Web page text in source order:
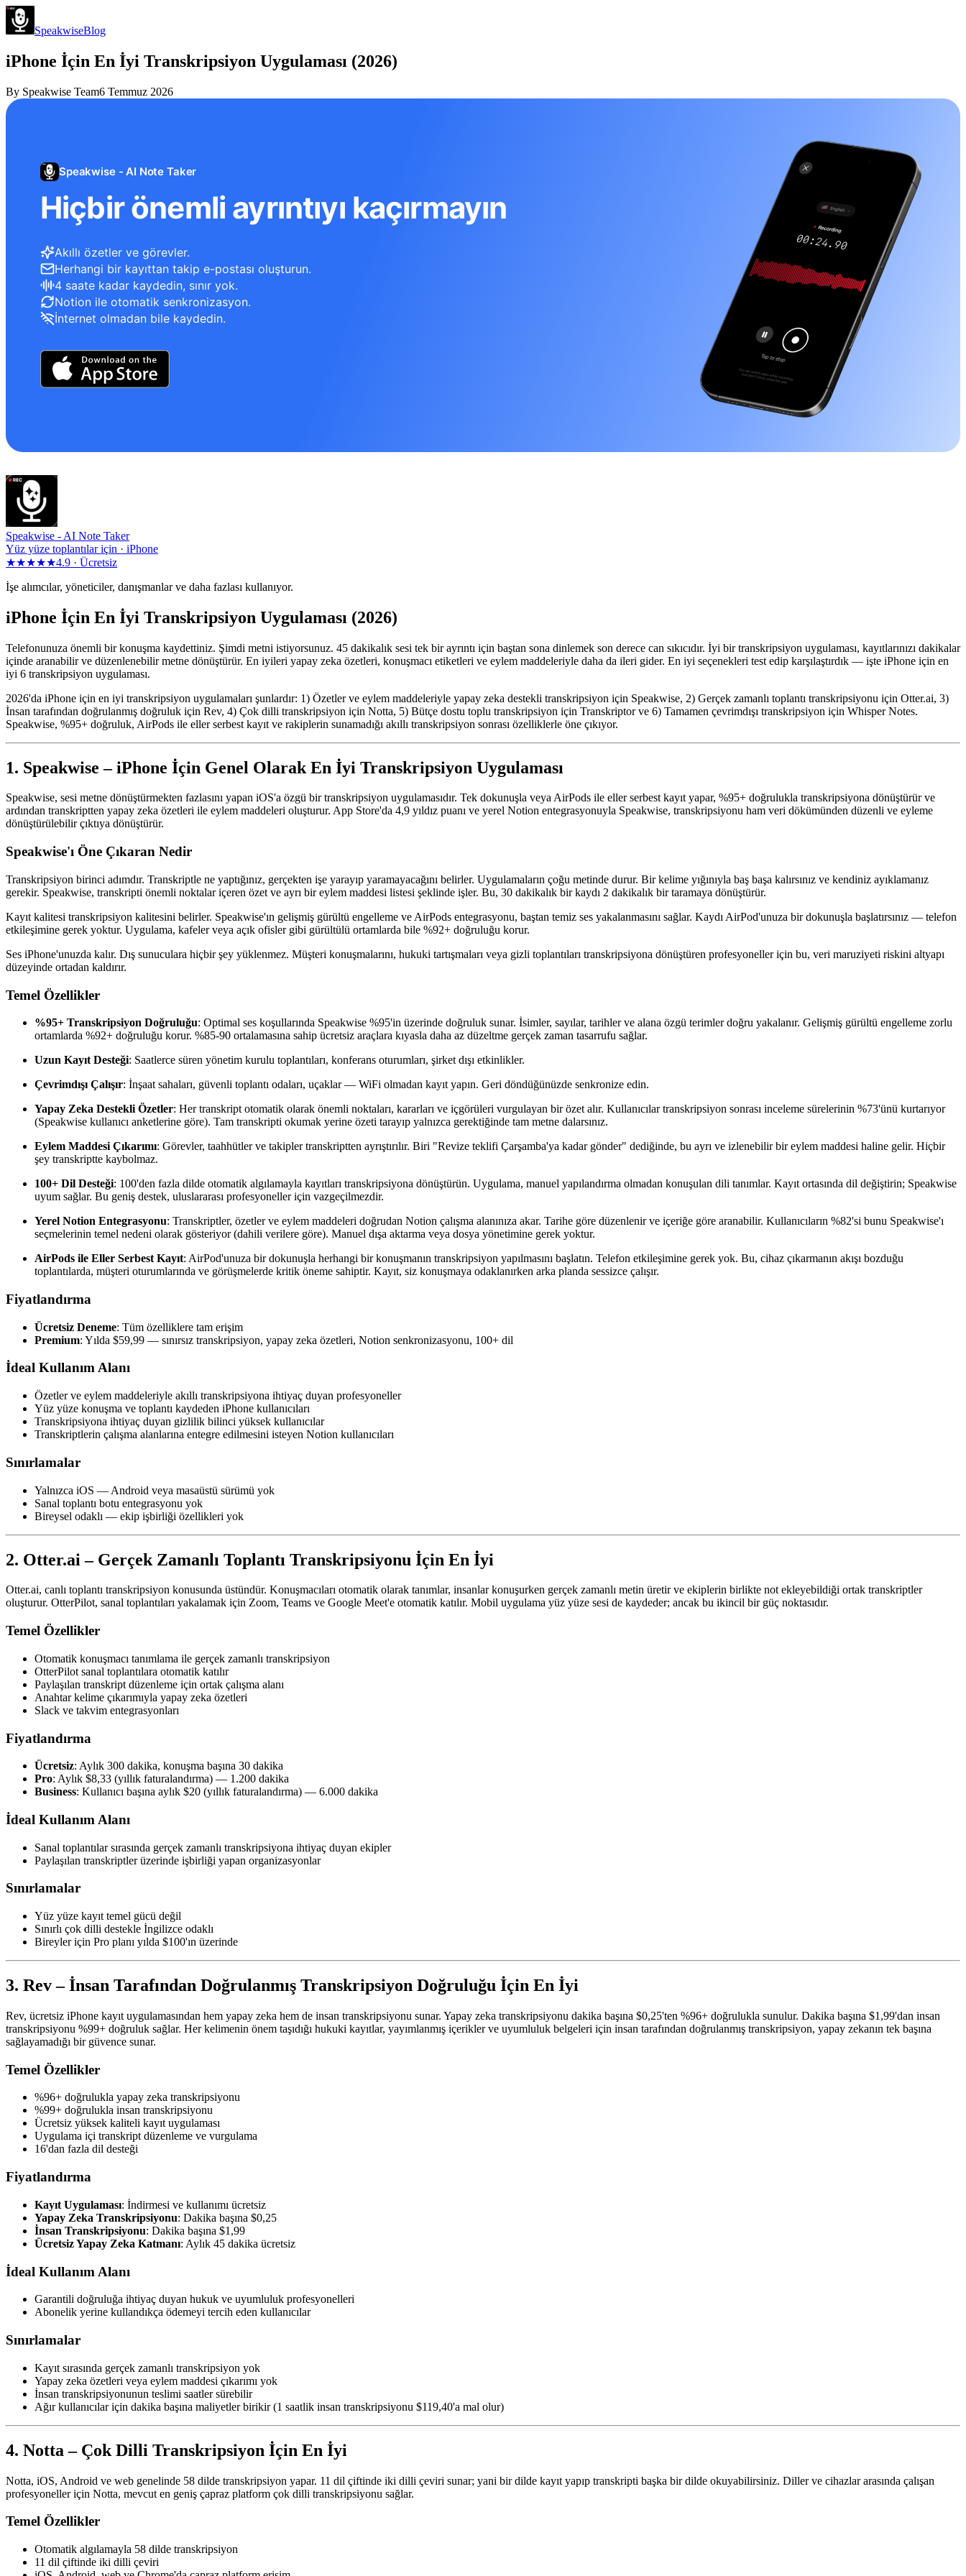
SpeakwiseBlog
iPhone İçin En İyi Transkripsiyon Uygulaması (2026)
By Speakwise Team6 Temmuz 2026
Speakwise - AI Note Taker
Hiçbir önemli ayrıntıyı kaçırmayın
Akıllı özetler ve görevler.
Herhangi bir kayıttan takip e-postası oluşturun.
4 saate kadar kaydedin, sınır yok.
Notion ile otomatik senkronizasyon.
İnternet olmadan bile kaydedin.
Speakwise - AI Note Taker
Yüz yüze toplantılar için · iPhone
★★★★★4.9 · Ücretsiz
İşe alımcılar, yöneticiler, danışmanlar ve daha fazlası kullanıyor.
iPhone İçin En İyi Transkripsiyon Uygulaması (2026)
Telefonunuza önemli bir konuşma kaydettiniz. Şimdi metni istiyorsunuz. 45 dakikalık sesi tek bir ayrıntı için baştan sona dinlemek son derece can sıkıcıdır. İyi bir transkripsiyon uygulaması, kayıtlarınızı dakikalar
içinde aranabilir ve düzenlenebilir metne dönüştürür. En iyileri yapay zeka özetleri, konuşmacı etiketleri ve eylem maddeleriyle daha da ileri gider. En iyi seçenekleri test edip karşılaştırdık — işte iPhone için en
iyi 6 transkripsiyon uygulaması.
2026'da iPhone için en iyi transkripsiyon uygulamaları şunlardır: 1) Özetler ve eylem maddeleriyle yapay zeka destekli transkripsiyon için Speakwise, 2) Gerçek zamanlı toplantı transkripsiyonu için Otter.ai, 3)
İnsan tarafından doğrulanmış doğruluk için Rev, 4) Çok dilli transkripsiyon için Notta, 5) Bütçe dostu toplu transkripsiyon için Transkriptor ve 6) Tamamen çevrimdışı transkripsiyon için Whisper Notes.
Speakwise, %95+ doğruluk, AirPods ile eller serbest kayıt ve rakiplerin sunamadığı akıllı transkripsiyon sonrası özelliklerle öne çıkıyor.
1. Speakwise – iPhone İçin Genel Olarak En İyi Transkripsiyon Uygulaması
Speakwise, sesi metne dönüştürmekten fazlasını yapan iOS'a özgü bir transkripsiyon uygulamasıdır. Tek dokunuşla veya AirPods ile eller serbest kayıt yapar, %95+ doğrulukla transkripsiyona dönüştürür ve
ardından transkriptten yapay zeka özetleri ile eylem maddeleri oluşturur. App Store'da 4,9 yıldız puanı ve yerel Notion entegrasyonuyla Speakwise, transkripsiyonu ham veri dökümünden düzenli ve eyleme
dönüştürülebilir çıktıya dönüştürür.
Speakwise'ı Öne Çıkaran Nedir
Transkripsiyon birinci adımdır. Transkriptle ne yaptığınız, gerçekten işe yarayıp yaramayacağını belirler. Uygulamaların çoğu metinde durur. Bir kelime yığınıyla baş başa kalırsınız ve kendiniz ayıklamanız
gerekir. Speakwise, transkripti önemli noktalar içeren özet ve ayrı bir eylem maddesi listesi şeklinde işler. Bu, 30 dakikalık bir kaydı 2 dakikalık bir taramaya dönüştürür.
Kayıt kalitesi transkripsiyon kalitesini belirler. Speakwise'ın gelişmiş gürültü engelleme ve AirPods entegrasyonu, baştan temiz ses yakalanmasını sağlar. Kaydı AirPod'unuza bir dokunuşla başlatırsınız — telefon
etkileşimine gerek yoktur. Uygulama, kafeler veya açık ofisler gibi gürültülü ortamlarda bile %92+ doğruluğu korur.
Ses iPhone'unuzda kalır. Dış sunuculara hiçbir şey yüklenmez. Müşteri konuşmalarını, hukuki tartışmaları veya gizli toplantıları transkripsiyona dönüştüren profesyoneller için bu, veri maruziyeti riskini altyapı
düzeyinde ortadan kaldırır.
Temel Özellikler
%95+ Transkripsiyon Doğruluğu: Optimal ses koşullarında Speakwise %95'in üzerinde doğruluk sunar. İsimler, sayılar, tarihler ve alana özgü terimler doğru yakalanır. Gelişmiş gürültü engelleme zorlu
ortamlarda %92+ doğruluğu korur. %85-90 ortalamasına sahip ücretsiz araçlara kıyasla daha az düzeltme gerçek zaman tasarrufu sağlar.
Uzun Kayıt Desteği: Saatlerce süren yönetim kurulu toplantıları, konferans oturumları, şirket dışı etkinlikler.
Çevrimdışı Çalışır: İnşaat sahaları, güvenli toplantı odaları, uçaklar — WiFi olmadan kayıt yapın. Geri döndüğünüzde senkronize edin.
Yapay Zeka Destekli Özetler: Her transkript otomatik olarak önemli noktaları, kararları ve içgörüleri vurgulayan bir özet alır. Kullanıcılar transkripsiyon sonrası inceleme sürelerinin %73'ünü kurtarıyor
(Speakwise kullanıcı anketlerine göre). Tam transkripti okumak yerine özeti tarayıp yalnızca gerektiğinde tam metne dalarsınız.
Eylem Maddesi Çıkarımı: Görevler, taahhütler ve takipler transkriptten ayrıştırılır. Biri "Revize teklifi Çarşamba'ya kadar gönder" dediğinde, bu ayrı ve izlenebilir bir eylem maddesi haline gelir. Hiçbir
şey transkriptte kaybolmaz.
100+ Dil Desteği: 100'den fazla dilde otomatik algılamayla kayıtları transkripsiyona dönüştürün. Uygulama, manuel yapılandırma olmadan konuşulan dili tanımlar. Kayıt ortasında dil değiştirin; Speakwise
uyum sağlar. Bu geniş destek, uluslararası profesyoneller için vazgeçilmezdir.
Yerel Notion Entegrasyonu: Transkriptler, özetler ve eylem maddeleri doğrudan Notion çalışma alanınıza akar. Tarihe göre düzenlenir ve içeriğe göre aranabilir. Kullanıcıların %82'si bunu Speakwise'ı
seçmelerinin temel nedeni olarak gösteriyor (dahili verilere göre). Manuel dışa aktarma veya dosya yönetimine gerek yoktur.
AirPods ile Eller Serbest Kayıt: AirPod'unuza bir dokunuşla herhangi bir konuşmanın transkripsiyon yapılmasını başlatın. Telefon etkileşimine gerek yok. Bu, cihaz çıkarmanın akışı bozduğu
toplantılarda, müşteri oturumlarında ve görüşmelerde kritik öneme sahiptir. Kayıt, siz konuşmaya odaklanırken arka planda sessizce çalışır.
Fiyatlandırma
Ücretsiz Deneme: Tüm özelliklere tam erişim
Premium: Yılda $59,99 — sınırsız transkripsiyon, yapay zeka özetleri, Notion senkronizasyonu, 100+ dil
İdeal Kullanım Alanı
Özetler ve eylem maddeleriyle akıllı transkripsiyona ihtiyaç duyan profesyoneller
Yüz yüze konuşma ve toplantı kaydeden iPhone kullanıcıları
Transkripsiyona ihtiyaç duyan gizlilik bilinci yüksek kullanıcılar
Transkriptlerin çalışma alanlarına entegre edilmesini isteyen Notion kullanıcıları
Sınırlamalar
Yalnızca iOS — Android veya masaüstü sürümü yok
Sanal toplantı botu entegrasyonu yok
Bireysel odaklı — ekip işbirliği özellikleri yok
2. Otter.ai – Gerçek Zamanlı Toplantı Transkripsiyonu İçin En İyi
Otter.ai, canlı toplantı transkripsiyon konusunda üstündür. Konuşmacıları otomatik olarak tanımlar, insanlar konuşurken gerçek zamanlı metin üretir ve ekiplerin birlikte not ekleyebildiği ortak transkriptler
oluşturur. OtterPilot, sanal toplantıları yakalamak için Zoom, Teams ve Google Meet'e otomatik katılır. Mobil uygulama yüz yüze sesi de kaydeder; ancak bu ikincil bir güç noktasıdır.
Temel Özellikler
Otomatik konuşmacı tanımlama ile gerçek zamanlı transkripsiyon
OtterPilot sanal toplantılara otomatik katılır
Paylaşılan transkript düzenleme için ortak çalışma alanı
Anahtar kelime çıkarımıyla yapay zeka özetleri
Slack ve takvim entegrasyonları
Fiyatlandırma
Ücretsiz: Aylık 300 dakika, konuşma başına 30 dakika
Pro: Aylık $8,33 (yıllık faturalandırma) — 1.200 dakika
Business: Kullanıcı başına aylık $20 (yıllık faturalandırma) — 6.000 dakika
İdeal Kullanım Alanı
Sanal toplantılar sırasında gerçek zamanlı transkripsiyona ihtiyaç duyan ekipler
Paylaşılan transkriptler üzerinde işbirliği yapan organizasyonlar
Sınırlamalar
Yüz yüze kayıt temel gücü değil
Sınırlı çok dilli destekle İngilizce odaklı
Bireyler için Pro planı yılda $100'ın üzerinde
3. Rev – İnsan Tarafından Doğrulanmış Transkripsiyon Doğruluğu İçin En İyi
Rev, ücretsiz iPhone kayıt uygulamasından hem yapay zeka hem de insan transkripsiyonu sunar. Yapay zeka transkripsiyonu dakika başına $0,25'ten %96+ doğrulukla sunulur. Dakika başına $1,99'dan insan
transkripsiyonu %99+ doğruluk sağlar. Her kelimenin önem taşıdığı hukuki kayıtlar, yayımlanmış içerikler ve uyumluluk belgeleri için insan tarafından doğrulanmış transkripsiyon, yapay zekanın tek başına
sağlayamadığı bir güvence sunar.
Temel Özellikler
%96+ doğrulukla yapay zeka transkripsiyonu
%99+ doğrulukla insan transkripsiyonu
Ücretsiz yüksek kaliteli kayıt uygulaması
Uygulama içi transkript düzenleme ve vurgulama
16'dan fazla dil desteği
Fiyatlandırma
Kayıt Uygulaması: İndirmesi ve kullanımı ücretsiz
Yapay Zeka Transkripsiyonu: Dakika başına $0,25
İnsan Transkripsiyonu: Dakika başına $1,99
Ücretsiz Yapay Zeka Katmanı: Aylık 45 dakika ücretsiz
İdeal Kullanım Alanı
Garantili doğruluğa ihtiyaç duyan hukuk ve uyumluluk profesyonelleri
Abonelik yerine kullandıkça ödemeyi tercih eden kullanıcılar
Sınırlamalar
Kayıt sırasında gerçek zamanlı transkripsiyon yok
Yapay zeka özetleri veya eylem maddesi çıkarımı yok
İnsan transkripsiyonunun teslimi saatler sürebilir
Ağır kullanıcılar için dakika başına maliyetler birikir (1 saatlik insan transkripsiyonu $119,40'a mal olur)
4. Notta – Çok Dilli Transkripsiyon İçin En İyi
Notta, iOS, Android ve web genelinde 58 dilde transkripsiyon yapar. 11 dil çiftinde iki dilli çeviri sunar; yani bir dilde kayıt yapıp transkripti başka bir dilde okuyabilirsiniz. Diller ve cihazlar arasında çalışan
profesyoneller için Notta, mevcut en geniş çapraz platform çok dilli transkripsiyonu sağlar.
Temel Özellikler
Otomatik algılamayla 58 dilde transkripsiyon
11 dil çiftinde iki dilli çeviri